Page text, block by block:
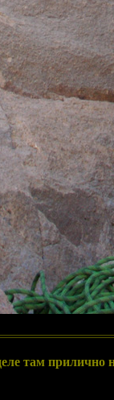
там прилично